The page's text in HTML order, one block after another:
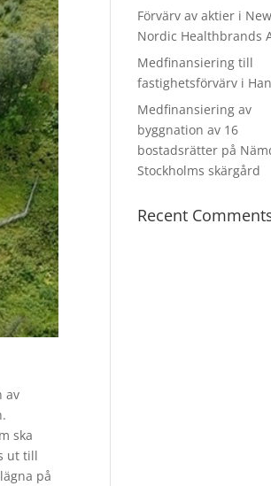
av
ska
ut till
på
Förvärv av aktier i New
Nordic Healthbrands
Medfinansiering till
fastighetsförvärv i
Medfinansiering av
byggnation av 16
bostadsrätter på
Stockholms skärgård
Recent